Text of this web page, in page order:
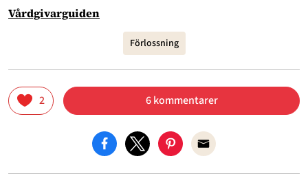
Vårdgivarguiden
Förlossning
2 6 kommentarer